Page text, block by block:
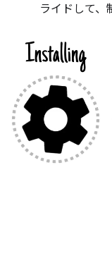
ライドして、